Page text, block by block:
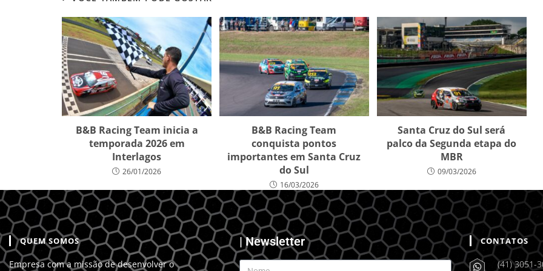
B&B Racing Team inicia a
temporada 2026 em
Interlagos
26/01/2026
B&B Racing Team
conquista pontos
importantes em Santa Cruz
do Sul
16/03/2026
Santa Cruz do Sul será
palco da Segunda etapa do
MBR
09/03/2026
QUEM SOMOS
Empresa com a missão de desenvolver o
| Newsletter CONTATOS
(41) 3051-